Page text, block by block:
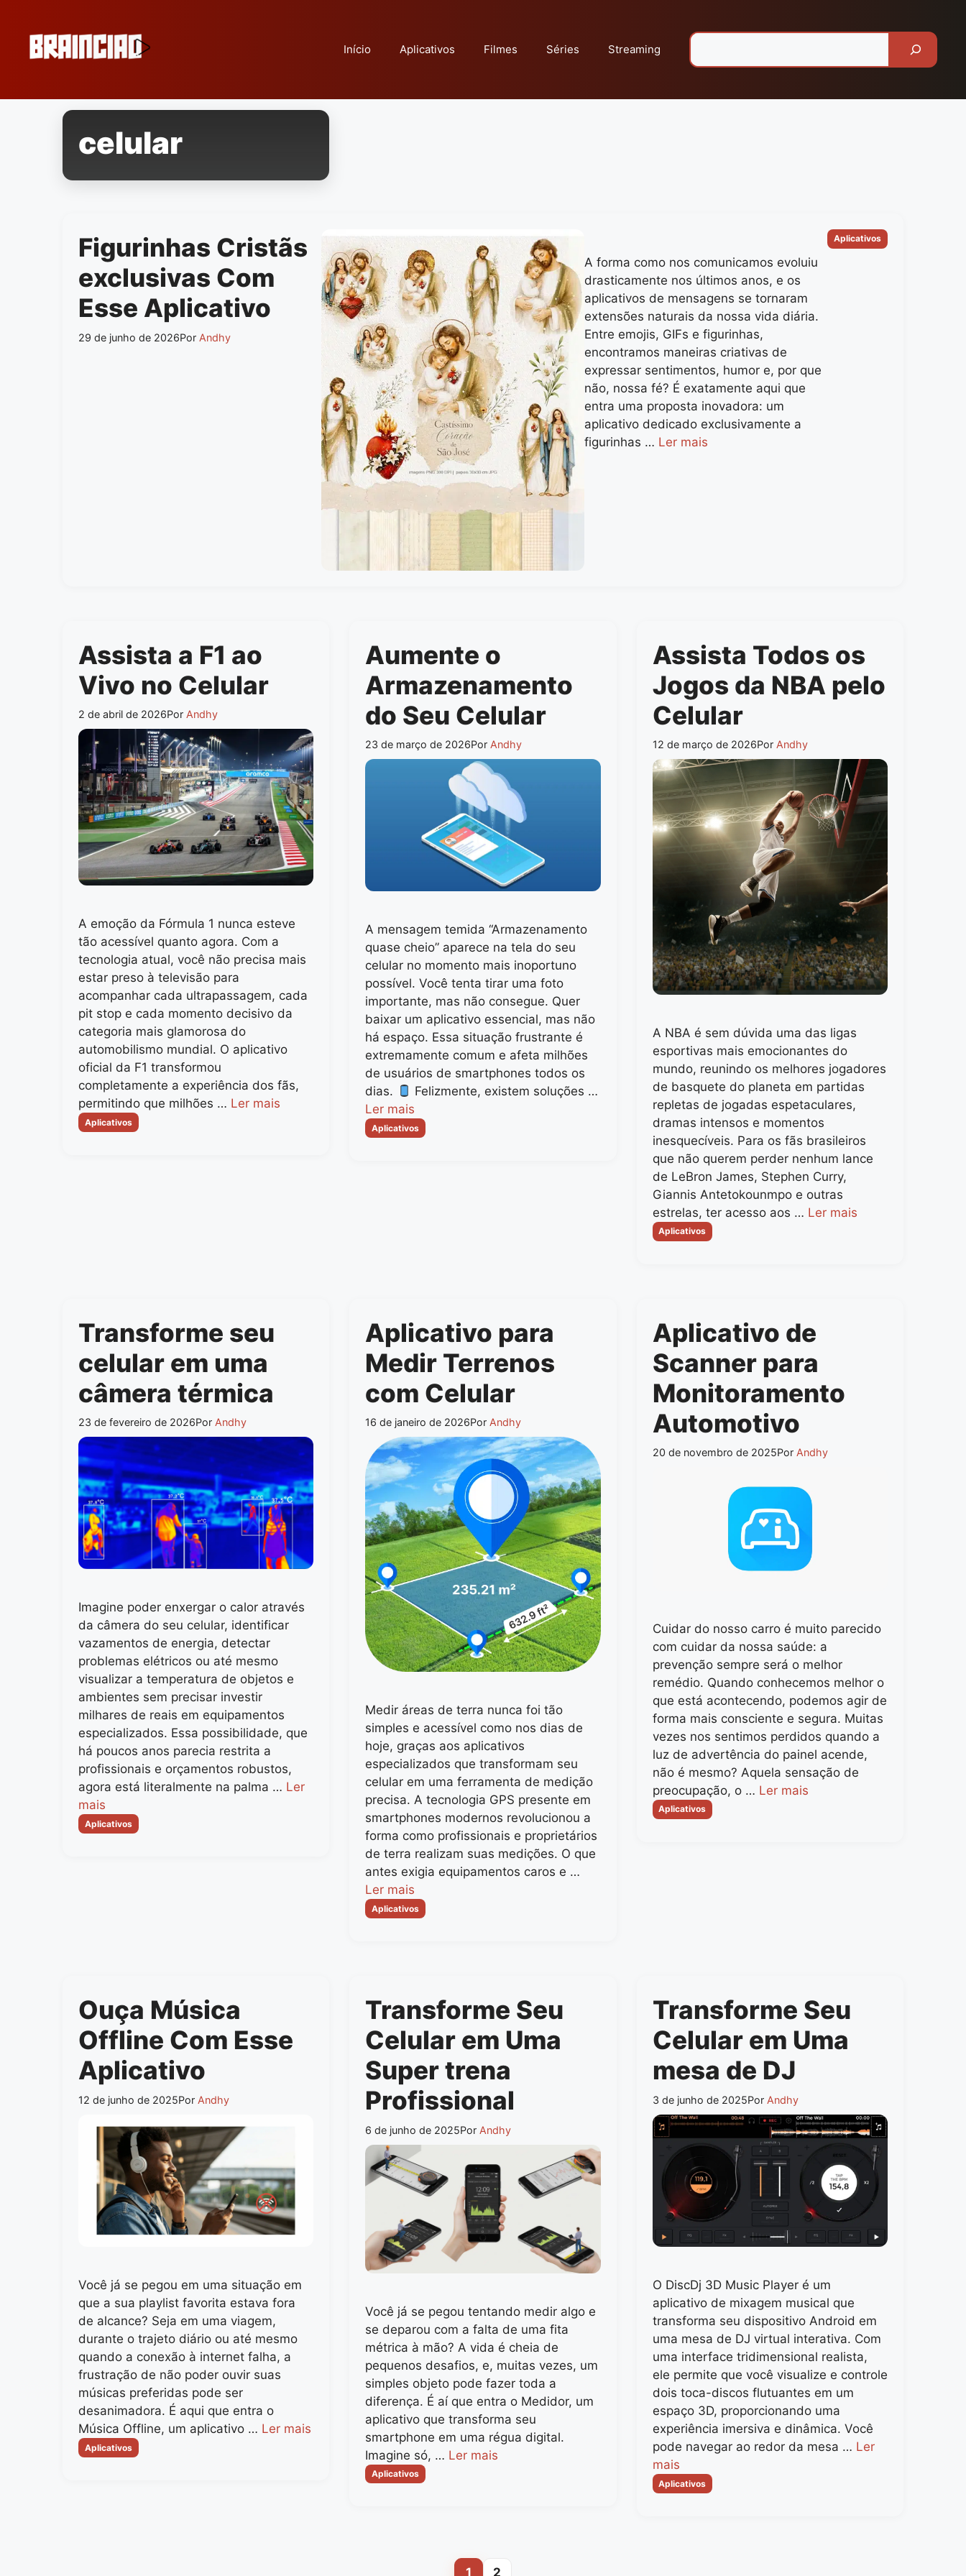
conteúdo
Início Aplicativos Filmes Séries Streaming
celular
Figurinhas Cristãs
exclusivas Com
Esse Aplicativo
29 de junho de 2026Por Andhy
A forma como nos comunicamos evoluiu
drasticamente nos últimos anos, e os
aplicativos de mensagens se tornaram
extensões naturais da nossa vida diária.
Entre emojis, GIFs e figurinhas,
encontramos maneiras criativas de
expressar sentimentos, humor e, por que
não, nossa fé? É exatamente aqui que
entra uma proposta inovadora: um
aplicativo dedicado exclusivamente a
figurinhas … Ler mais
Categorias
Aplicativos
Assista a F1 ao
Vivo no Celular
2 de abril de 2026Por Andhy
A emoção da Fórmula 1 nunca esteve
tão acessível quanto agora. Com a
tecnologia atual, você não precisa mais
estar preso à televisão para
acompanhar cada ultrapassagem, cada
pit stop e cada momento decisivo da
categoria mais glamorosa do
automobilismo mundial. O aplicativo
oficial da F1 transformou
completamente a experiência dos fãs,
permitindo que milhões … Ler mais
Categorias
Aplicativos
Aumente o
Armazenamento
do Seu Celular
23 de março de 2026Por Andhy
A mensagem temida “Armazenamento
quase cheio” aparece na tela do seu
celular no momento mais inoportuno
possível. Você tenta tirar uma foto
importante, mas não consegue. Quer
baixar um aplicativo essencial, mas não
há espaço. Essa situação frustrante é
extremamente comum e afeta milhões
de usuários de smartphones todos os
dias.
Felizmente, existem soluções …
Ler mais
Categorias
Aplicativos
Assista Todos os
Jogos da NBA pelo
Celular
12 de março de 2026Por Andhy
A NBA é sem dúvida uma das ligas
esportivas mais emocionantes do
mundo, reunindo os melhores jogadores
de basquete do planeta em partidas
repletas de jogadas espetaculares,
dramas intensos e momentos
inesquecíveis. Para os fãs brasileiros
que não querem perder nenhum lance
de LeBron James, Stephen Curry,
Giannis Antetokounmpo e outras
estrelas, ter acesso aos … Ler mais
Categorias
Aplicativos
Transforme seu
celular em uma
câmera térmica
23 de fevereiro de 2026Por Andhy
Imagine poder enxergar o calor através
da câmera do seu celular, identificar
vazamentos de energia, detectar
problemas elétricos ou até mesmo
visualizar a temperatura de objetos e
ambientes sem precisar investir
milhares de reais em equipamentos
especializados. Essa possibilidade, que
há poucos anos parecia restrita a
profissionais e orçamentos robustos,
agora está literalmente na palma … Ler
mais
Categorias
Aplicativos
Aplicativo para
Medir Terrenos
com Celular
16 de janeiro de 2026Por Andhy
Medir áreas de terra nunca foi tão
simples e acessível como nos dias de
hoje, graças aos aplicativos
especializados que transformam seu
celular em uma ferramenta de medição
precisa. A tecnologia GPS presente em
smartphones modernos revolucionou a
forma como profissionais e proprietários
de terra realizam suas medições. O que
antes exigia equipamentos caros e …
Ler mais
Categorias
Aplicativos
Aplicativo de
Scanner para
Monitoramento
Automotivo
20 de novembro de 2025Por Andhy
Cuidar do nosso carro é muito parecido
com cuidar da nossa saúde: a
prevenção sempre será o melhor
remédio. Quando conhecemos melhor o
que está acontecendo, podemos agir de
forma mais consciente e segura. Muitas
vezes nos sentimos perdidos quando a
luz de advertência do painel acende,
não é mesmo? Aquela sensação de
preocupação, o … Ler mais
Categorias
Aplicativos
Ouça Música
Offline Com Esse
Aplicativo
12 de junho de 2025Por Andhy
Você já se pegou em uma situação em
que a sua playlist favorita estava fora
de alcance? Seja em uma viagem,
durante o trajeto diário ou até mesmo
quando a conexão à internet falha, a
frustração de não poder ouvir suas
músicas preferidas pode ser
desanimadora. É aqui que entra o
Música Offline, um aplicativo … Ler mais
Categorias
Aplicativos
Transforme Seu
Celular em Uma
Super trena
Profissional
6 de junho de 2025Por Andhy
Você já se pegou tentando medir algo e
se deparou com a falta de uma fita
métrica à mão? A vida é cheia de
pequenos desafios, e, muitas vezes, um
simples objeto pode fazer toda a
diferença. É aí que entra o Medidor, um
aplicativo que transforma seu
smartphone em uma régua digital.
Imagine só, … Ler mais
Categorias
Aplicativos
Transforme Seu
Celular em Uma
mesa de DJ
3 de junho de 2025Por Andhy
O DiscDj 3D Music Player é um
aplicativo de mixagem musical que
transforma seu dispositivo Android em
uma mesa de DJ virtual interativa. Com
uma interface tridimensional realista,
ele permite que você visualize e controle
dois toca-discos flutuantes em um
espaço 3D, proporcionando uma
experiência imersiva e dinâmica. Você
pode navegar ao redor da mesa … Ler
mais
Categorias
Aplicativos
1 2